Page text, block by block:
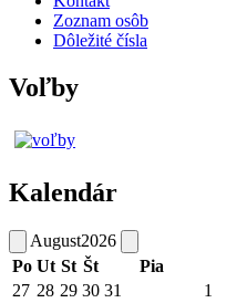
Zoznam osôb
Dôležité čísla
Voľby
Kalendár
August2026
Po Ut St Št Pia
27 28 29 30 31 1